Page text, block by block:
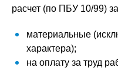
расчет (по ПБУ 10/99)
материальные
характера);
на оплату за труд